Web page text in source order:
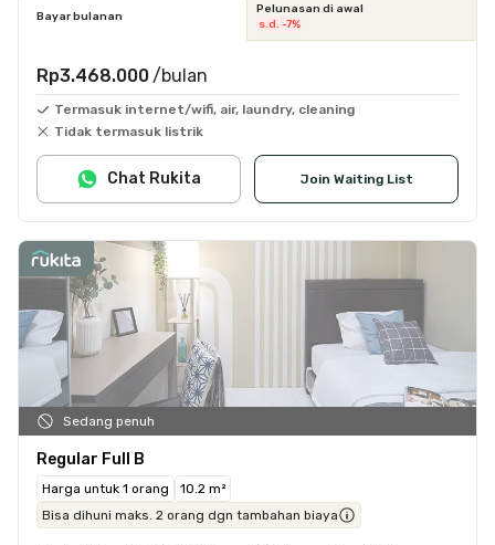
Bayar bulanan
Pelunasan di awal
s.d. -7%
Rp3.468.000 /bulan
Termasuk internet/wifi, air, laundry, cleaning
Tidak termasuk listrik
Join Waiting List
Chat Rukita
Sedang penuh
Regular Full B
Harga untuk 1 orang
10.2 m²
Bisa dihuni maks. 2 orang dgn tambahan biaya